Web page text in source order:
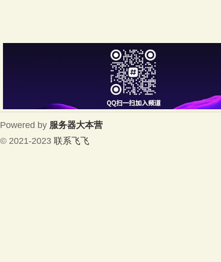
Powered by 服务器大本营
© 2021-2023 联系飞飞